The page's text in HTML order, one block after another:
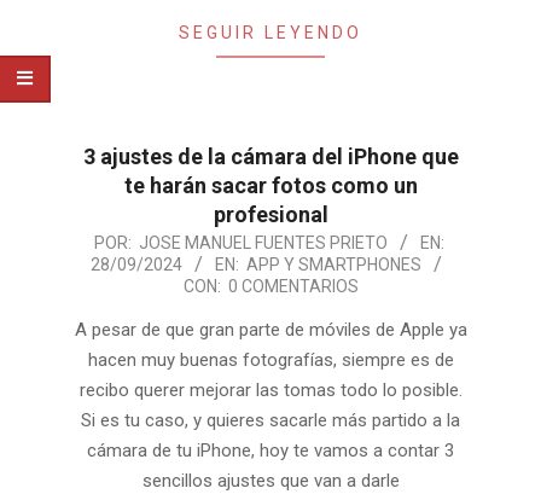
SEGUIR LEYENDO
3 ajustes de la cámara del iPhone que
te harán sacar fotos como un
profesional
2024-
09-
POR: JOSE MANUEL FUENTES PRIETO
EN:
28/09/2024
EN: APP Y SMARTPHONES
CON: 0 COMENTARIOS
A pesar de que gran parte de móviles de Apple ya
hacen muy buenas fotografías, siempre es de
recibo querer mejorar las tomas todo lo posible.
Si es tu caso, y quieres sacarle más partido a la
cámara de tu iPhone, hoy te vamos a contar 3
sencillos ajustes que van a darle